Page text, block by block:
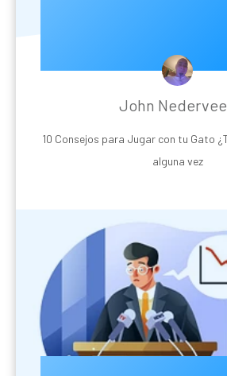
John
10 Consejos para Jugar con tu Gato
alguna vez